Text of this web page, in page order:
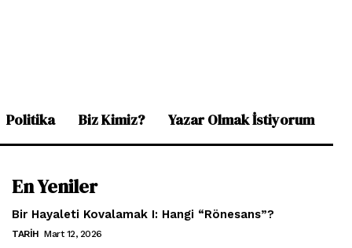
Politika Biz Kimiz? Yazar Olmak İstiyorum
En Yeniler
Bir Hayaleti Kovalamak I: Hangi “Rönesans”?
TARIH Mart 12, 2026